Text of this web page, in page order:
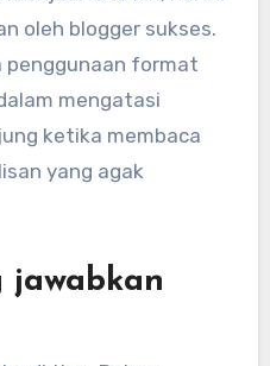
oleh blogger sukses.
penggunaan format
mengatasi
ketika membaca
yang agak
jawabkan